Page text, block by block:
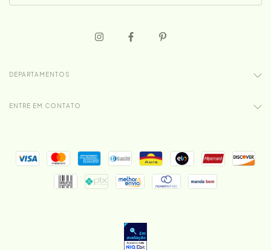
DEPARTAMENTOS
ENTRE EM CONTATO